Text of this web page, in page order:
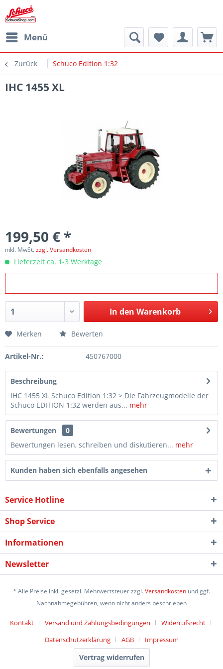
Menü
Zurück Schuco Edition 1:32
IHC 1455 XL
199,50 € *
inkl. MwSt.zzgl. Versandkosten
Lieferzeit ca. 1-3 Werktage
In den Warenkorb
Merken Bewerten
Artikel-Nr.: 450767000
Beschreibung
IHC 1455 XL Schuco Edition 1:32 > Die Fahrzeugmodelle der
Schuco EDITION 1:32 werden aus... mehr
Bewertungen
0
Bewertungen lesen, schreiben und diskutieren... mehr
Kunden haben sich ebenfalls angesehen
Service Hotline
Shop Service
Informationen
Newsletter
* Alle Preise inkl. gesetzl. Mehrwertsteuer zzgl.Versandkosten und ggf.
Nachnahmegebühren, wenn nicht anders beschrieben
Kontakt Versand und Zahlungsbedingungen
Widerrufsrecht
Datenschutzerklärung
AGB Impressum
Vertrag widerrufen